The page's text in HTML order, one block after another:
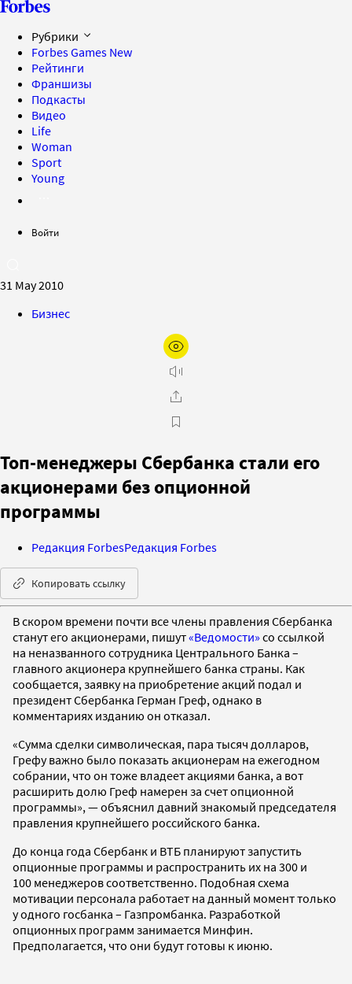
Рубрики
Forbes Games New
Рейтинги
Франшизы
Подкасты
Видео
Life
Woman
Sport
Young
Войти
31 May 2010
Бизнес
Топ-менеджеры Сбербанка стали его
акционерами без опционной
программы
Редакция ForbesРедакция Forbes
Копировать ссылку
В скором времени почти все члены правления Сбербанка
станут его акционерами, пишут«Ведомости» со ссылкой
на неназванного сотрудника Центрального Банка –
главного акционера крупнейшего банка страны. Как
сообщается, заявку на приобретение акций подал и
президент Сбербанка Герман Греф, однако в
комментариях изданию он отказал.
«Сумма сделки символическая, пара тысяч долларов,
Грефу важно было показать акционерам на ежегодном
собрании, что он тоже владеет акциями банка, а вот
расширить долю Греф намерен за счет опционной
программы», — объяснил давний знакомый председателя
правления крупнейшего российского банка.
До конца года Сбербанк и ВТБ планируют запустить
опционные программы и распространить их на 300 и
100 менеджеров соответственно. Подобная схема
мотивации персонала работает на данный момент только
у одного госбанка – Газпромбанка. Разработкой
опционных программ занимается Минфин.
Предполагается, что они будут готовы к июню.